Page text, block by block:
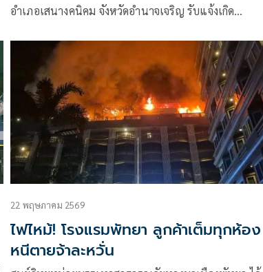
อำเภอเสนางคนิคม จังหวัดอำนาจเจริญ รับแจ้งเกิด
(อำนาจเจริญ – มุกดาหาร) บ้านนาไร่ใหญ่
22 พฤษภาคม 2569
ไฟไหม้! โรงแรมพัทยา ลูกค้าเต็มทุกห้อง
หนีตายจ้าละหวั่น